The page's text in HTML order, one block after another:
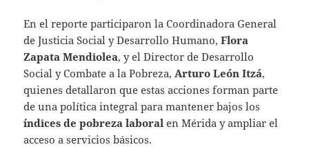
En el reporte participaron la Coordinadora General
de Justicia Social y Desarrollo Humano,Flora
Zapata Mendiolea, y el Director de Desarrollo
Social y Combate a la Pobreza,Arturo León Itzá,
quienes detallaron que estas acciones forman parte
de una política integral para mantener bajos los
índices de pobreza laboral en Mérida y ampliar el
acceso a servicios básicos.